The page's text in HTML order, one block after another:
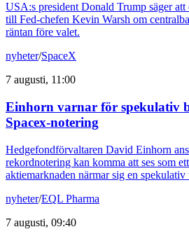
USA:s president Donald Trump säger
till Fed-chefen Kevin Warsh om
räntan före valet.
nyheter/SpaceX
7 augusti, 11:00
Einhorn varnar för spekulativ
Spacex-notering
Hedgefondförvaltaren David Einhorn
rekordnotering kan komma att ses som
aktiemarknaden närmar sig en spekulativ
nyheter/EQL Pharma
7 augusti, 09:40